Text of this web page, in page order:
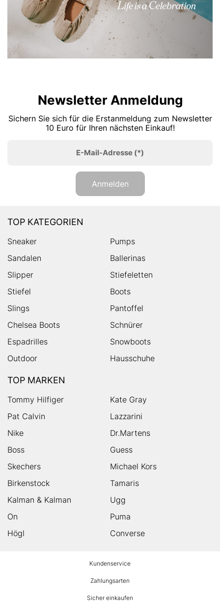
Newsletter Anmeldung
Sichern Sie sich für die Erstanmeldung zum Newsletter
10 Euro für Ihren nächsten Einkauf!
E-Mail-Adresse (*)
Anmelden
TOP KATEGORIEN
Sneaker
Pumps
Sandalen
Ballerinas
Slipper
Stiefeletten
Stiefel
Boots
Slings
Pantoffel
Chelsea Boots
Schnürer
Espadrilles
Snowboots
Outdoor
Hausschuhe
TOP MARKEN
Tommy Hilfiger
Kate Gray
Pat Calvin
Lazzarini
Nike
Dr.Martens
Boss
Guess
Skechers
Michael Kors
Birkenstock
Tamaris
Kalman & Kalman
Ugg
On
Puma
Högl
Converse
Kundenservice
Zahlungsarten
Sicher einkaufen